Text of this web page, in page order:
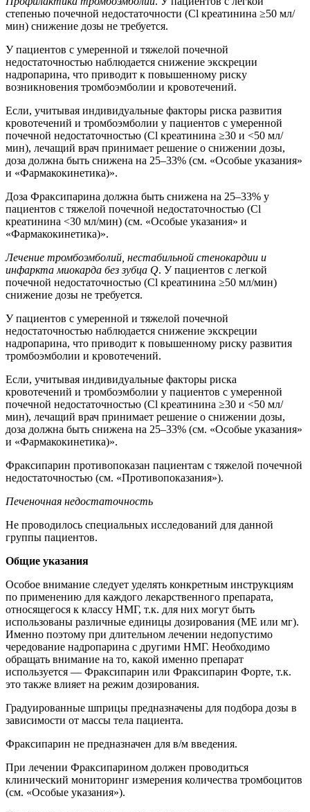
степенью почечной недостаточности (Cl креатинина ≥50 мл/
мин) снижение дозы не требуется.
У пациентов с умеренной и тяжелой почечной
недостаточностью наблюдается снижение экскреции
надропарина, что приводит к повышенному риску
возникновения тромбоэмболии и кровотечений.
Если, учитывая индивидуальные факторы риска развития
кровотечений и тромбоэмболии у пациентов с умеренной
почечной недостаточностью (Cl креатинина ≥30 и <50 мл/
мин), лечащий врач принимает решение о снижении дозы,
доза должна быть снижена на 25–33% (см. «Особые указания»
и «Фармакокинетика)».
Доза Фраксипарина должна быть снижена на 25–33% у
пациентов с тяжелой почечной недостаточностью (Cl
креатинина <30 мл/мин) (см. «Особые указания» и
«Фармакокинетика)».
Лечение тромбоэмболий, нестабильной стенокардии и
инфаркта миокарда без зубца Q. У пациентов с легкой
почечной недостаточностью (Cl креатинина ≥50 мл/мин)
снижение дозы не требуется.
У пациентов с умеренной и тяжелой почечной
недостаточностью наблюдается снижение экскреции
надропарина, что приводит к повышенному риску развития
тромбоэмболии и кровотечений.
Если, учитывая индивидуальные факторы риска
кровотечений и тромбоэмболии у пациентов с умеренной
почечной недостаточностью (Cl креатинина ≥30 и <50 мл/
мин), лечащий врач принимает решение о снижении дозы,
доза должна быть снижена на 25–33% (см. «Особые указания»
и «Фармакокинетика)».
Фраксипарин противопоказан пациентам с тяжелой почечной
недостаточностью (см. «Противопоказания»).
Печеночная недостаточность
Не проводилось специальных исследований для данной
группы пациентов.
Общие указания
Особое внимание следует уделять конкретным инструкциям
по применению для каждого лекарственного препарата,
относящегося к классу НМГ, т.к. для них могут быть
использованы различные единицы дозирования (МЕ или мг).
Именно поэтому при длительном лечении недопустимо
чередование надропарина с другими НМГ. Необходимо
обращать внимание на то, какой именно препарат
используется — Фраксипарин или Фраксипарин Форте, т.к.
это также влияет на режим дозирования.
Градуированные шприцы предназначены для подбора дозы в
зависимости от массы тела пациента.
Фраксипарин не предназначен для в/м введения.
При лечении Фраксипарином должен проводиться
клинический мониторинг измерения количества тромбоцитов
(см. «Особые указания»).